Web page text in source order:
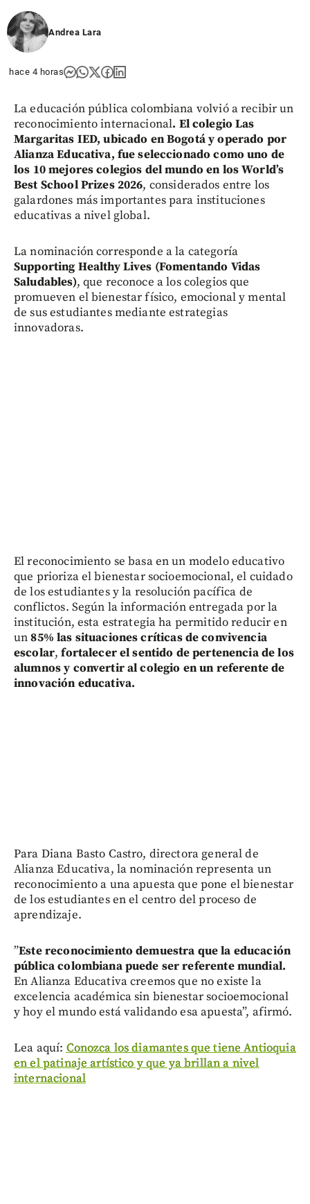
Andrea Lara
hace 4 horas
La educación pública colombiana volvió a recibir un
reconocimiento internacional. El colegio Las
Margaritas IED, ubicado en Bogotá y operado por
Alianza Educativa, fue seleccionado como uno de
los 10 mejores colegios del mundo en los World’s
Best School Prizes 2026, considerados entre los
galardones más importantes para instituciones
educativas a nivel global.
La nominación corresponde a la categoría
Supporting Healthy Lives (Fomentando Vidas
Saludables), que reconoce a los colegios que
promueven el bienestar físico, emocional y mental
de sus estudiantes mediante estrategias
innovadoras.
El reconocimiento se basa en un modelo educativo
que prioriza el bienestar socioemocional, el cuidado
de los estudiantes y la resolución pacífica de
conflictos. Según la información entregada por la
institución, esta estrategia ha permitido reducir en
un85% las situaciones críticas de convivencia
escolar,fortalecer el sentido de pertenencia de los
alumnos y convertir al colegio en un referente de
innovación educativa.
Para Diana Basto Castro, directora general de
Alianza Educativa, la nominación representa un
reconocimiento a una apuesta que pone el bienestar
de los estudiantes en el centro del proceso de
aprendizaje.
”Este reconocimiento demuestra que la educación
pública colombiana puede ser referente mundial.
En Alianza Educativa creemos que no existe la
excelencia académica sin bienestar socioemocional
y hoy el mundo está validando esa apuesta”, afirmó.
Lea aquí: Conozca los diamantes que tiene Antioquia
en el patinaje artístico y que ya brillan a nivel
internacional